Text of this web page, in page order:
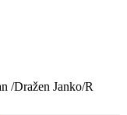
/Dražen Janko/R